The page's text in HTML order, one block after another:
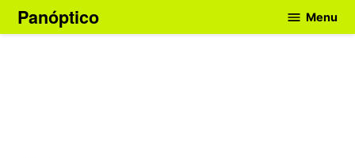
Skip
to
Panóptico Menu